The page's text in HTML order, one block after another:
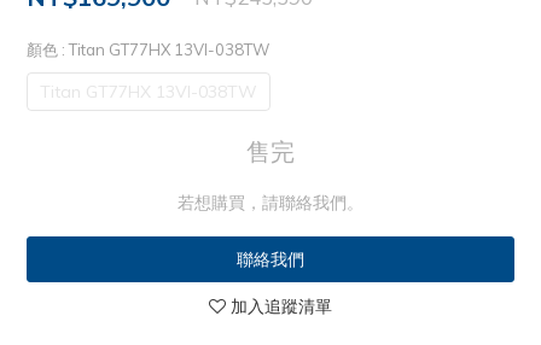
顏色 : Titan GT77HX 13VI-038TW
Titan GT77HX 13VI-038TW
售完
若想購買，請聯絡我們。
聯絡我們
加入追蹤清單